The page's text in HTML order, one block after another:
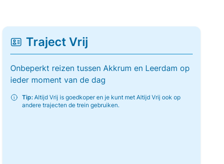
Traject Vrij
Onbeperkt reizen tussen Akkrum en Leerdam op
ieder moment van de dag
Tip:Altijd Vrij is goedkoper en je kunt met Altijd Vrij ook op
andere trajecten de trein gebruiken.